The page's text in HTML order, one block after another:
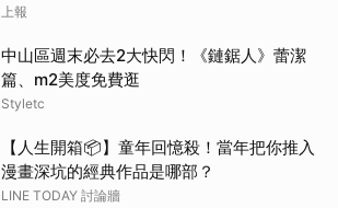
銷量突破 200 萬份，遊戲史低 66 折熱銷中
上報
中山區週末必去2大快閃！《鏈鋸人》蕾潔
篇、m2美度免費逛
Styletc
【人生開箱📦】童年回憶殺！當年把你推入
漫畫深坑的經典作品是哪部？
LINE TODAY 討論牆